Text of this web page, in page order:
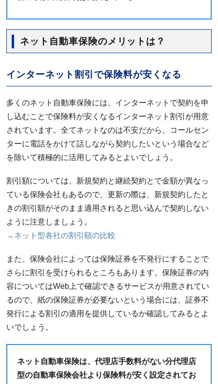
ネット自動車保険のメリットは？
インターネット割引で保険料が安くなる
多くのネット自動車保険には、インターネットで契約を申
し込むことで保険料が安くなるインターネット割引が用意
されています。全てネットなのは不安だから、コールセン
ターに電話をかけて話しながら契約したいという場合など
を除いて積極的に活用してみるとよいでしょう。
割引額については、新規契約と継続契約とで金額が異なっ
ている保険会社もあるので、更新の際は、新規契約したと
きの割引額がそのまま適用されると思い込んで契約しない
ように注意しましょう。
→ネット型各社の割引額の比較
また、保険会社によっては保険証券を不発行にすることで
さらに割引を受けられるところもあります。保険証券の内
容についてはWeb上で確認できるサービスが用意されてい
るので、紙の保険証券が必要ないという場合には、証券不
発行による割引の適用を提供しているか確認してみるとよ
いでしょう。
ネット自動車保険は、代理店手数料がない分代理店
型の自動車保険会社より保険料が安く設定されてお